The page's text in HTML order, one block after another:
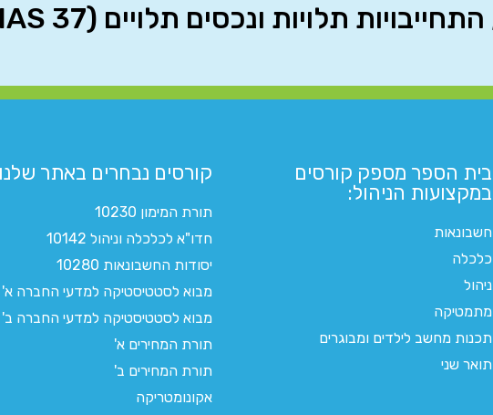
בית הספר מספק קורסים
במקצועות הניהול:
חשבונאות
כלכלה
ניהול
מתמטיקה
תכנות מחשב לילדים ומבוגרים
תואר שני
קורסים נבחרים באתר
תורת המימון 10230
חדו"א לכלכלה וניהול 10142
יסודות החשבונאות 10280
מבוא לסטטיסטיקה למדעי החברה א'
מבוא לסטטיסטיקה למדעי החברה ב'
תורת המחירים א'
תורת המחירים ב'
אקונומטריקה